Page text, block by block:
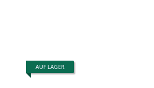
AUF LAGER